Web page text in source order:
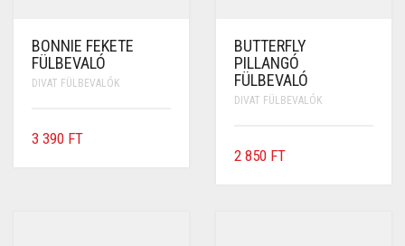
BONNIE FEKETE
FÜLBEVALÓ
DIVAT FÜLBEVALÓK
3 390 FT
BUTTERFLY
PILLANGÓ
FÜLBEVALÓ
DIVAT FÜLBEVALÓK
2 850 FT